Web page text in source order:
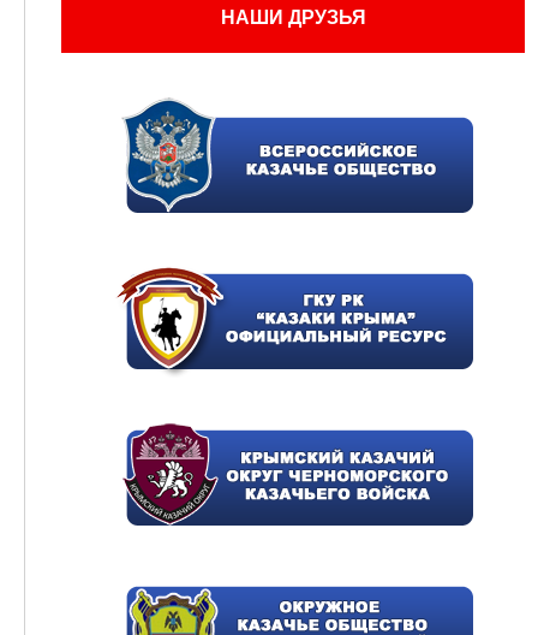
НАШИ ДРУЗЬЯ